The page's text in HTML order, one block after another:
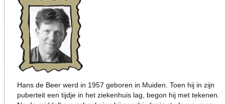
Hans de Beer werd in 1957 geboren in Muiden. Toen hij in zijn
puberteit een tijdje in het ziekenhuis lag, begon hij met tekenen.